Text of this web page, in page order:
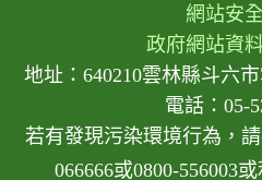
網站安
政府網站資
地址：640210雲林縣斗六
電話：05-
若有發現污染環境行為，
066666或0800-556003或